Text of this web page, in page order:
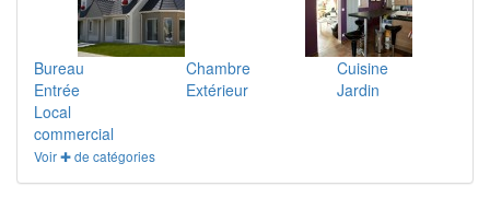
Bureau Chambre
Cuisine
Entrée
Extérieur
Jardin
Local
commercial
Voir ✚ de catégories